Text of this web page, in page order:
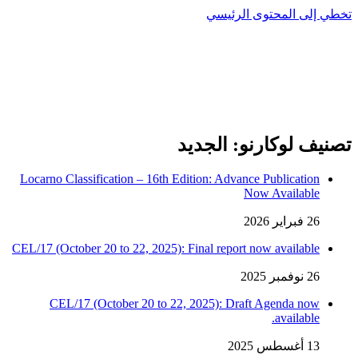
تخطي إلى المحتوى الرئيسي
تصنيف لوكارنو: الجديد
Locarno Classification – 16th Edition: Advance Publication
Now Available
26 فبراير 2026
CEL/17 (October 20 to 22, 2025): Final report now available
26 نوفمبر 2025
CEL/17 (October 20 to 22, 2025): Draft Agenda now
available.
13 أغسطس 2025